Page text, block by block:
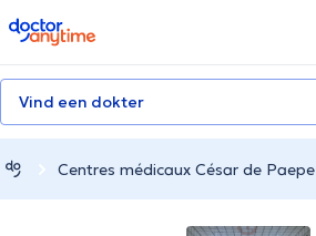
doctoranytime
Vind een dokter
Centres médicaux César de Paepe